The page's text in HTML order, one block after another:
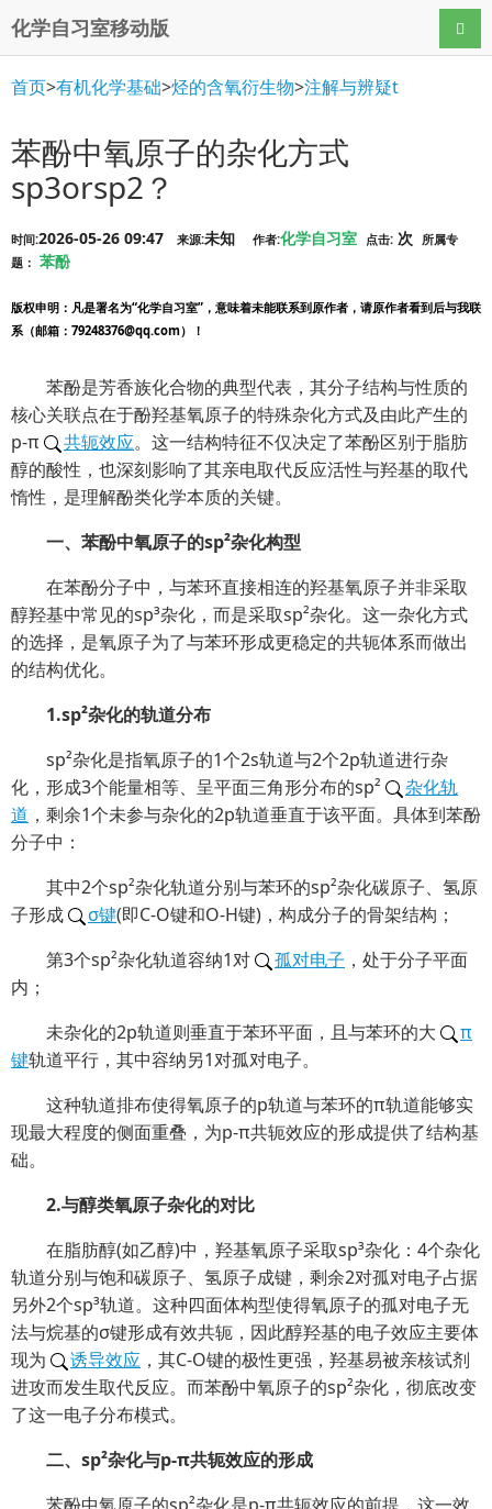
化学自习室移动版 导航
首页>有机化学基础>烃的含氧衍生物>注解与辨疑t
苯酚中氧原子的杂化方式
sp3orsp2？
时间:2026-05-26 09:47 来源:未知 作者:化学自习室 点击: 次
所属专
题： 苯酚
版权申明 ：凡是署名为“化学自习室”，意味着未能联系到原作者，请原作者看到后与我联
系（邮箱：79248376@qq.com）！
苯酚是芳香族化合物的典型代表，其分子结构与性质的
核心关联点在于酚羟基氧原子的特殊杂化方式及由此产生的
p-π
共轭效应。这一结构特征不仅决定了苯酚区别于脂肪
醇的酸性，也深刻影响了其亲电取代反应活性与羟基的取代
惰性，是理解酚类化学本质的关键。
一、苯酚中氧原子的sp²杂化构型
在苯酚分子中，与苯环直接相连的羟基氧原子并非采取
醇羟基中常见的sp³杂化，而是采取sp²杂化。这一杂化方式
的选择，是氧原子为了与苯环形成更稳定的共轭体系而做出
的结构优化。
1.sp²杂化的轨道分布
sp²杂化是指氧原子的1个2s轨道与2个2p轨道进行杂
化，形成3个能量相等、呈平面三角形分布的sp²
杂化轨
道 ，剩余1个未参与杂化的2p轨道垂直于该平面。具体到苯酚
分子中：
其中2个sp²杂化轨道分别与苯环的sp²杂化碳原子、氢原
子形成
σ键(即C-O键和O-H键)，构成分子的骨架结构；
第3个sp²杂化轨道容纳1对
孤对电子 ，处于分子平面
内；
未杂化的2p轨道则垂直于苯环平面，且与苯环的大
π
键轨道平行，其中容纳另1对孤对电子。
这种轨道排布使得氧原子的p轨道与苯环的π轨道能够实
现最大程度的侧面重叠，为p-π共轭效应的形成提供了结构基
础。
2.与醇类氧原子杂化的对比
在脂肪醇(如乙醇)中，羟基氧原子采取sp³杂化：4个杂化
轨道分别与饱和碳原子、氢原子成键，剩余2对孤对电子占据
另外2个sp³轨道。这种四面体构型使得氧原子的孤对电子无
法与烷基的σ键形成有效共轭，因此醇羟基的电子效应主要体
现为
诱导效应 ，其C-O键的极性更强，羟基易被亲核试剂
进攻而发生取代反应。而苯酚中氧原子的sp²杂化，彻底改变
了这一电子分布模式。
二、sp²杂化与p-π共轭效应的形成